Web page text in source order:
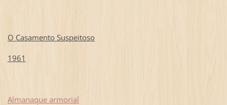
O Casamento Suspeitoso
1961
Almanaque armorial